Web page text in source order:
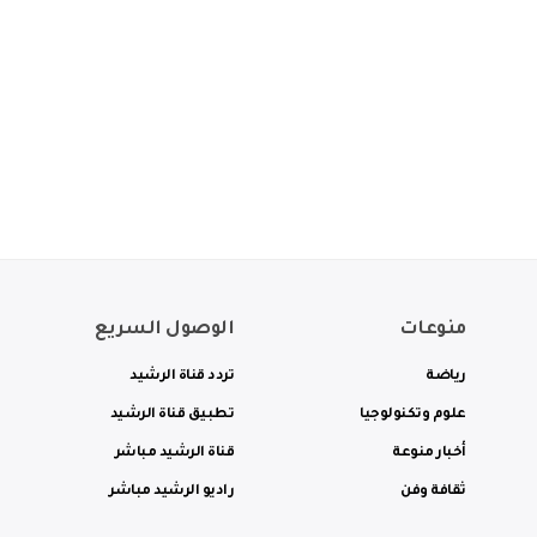
منوعات
رياضة
علوم وتكنولوجيا
أخبار منوعة
ثقافة وفن
الوصول السريع
تردد قناة الرشيد
تطبيق قناة الرشيد
قناة الرشيد مباشر
راديو الرشيد مباشر